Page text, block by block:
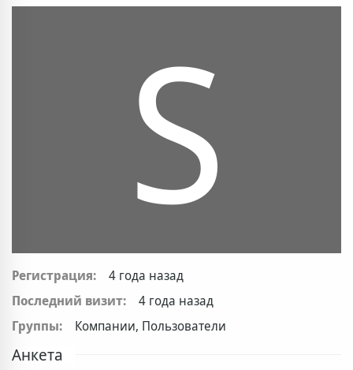
S
Регистрация:
4 года назад
Последний визит:
4 года назад
Группы:
Компании, Пользователи
Анкета